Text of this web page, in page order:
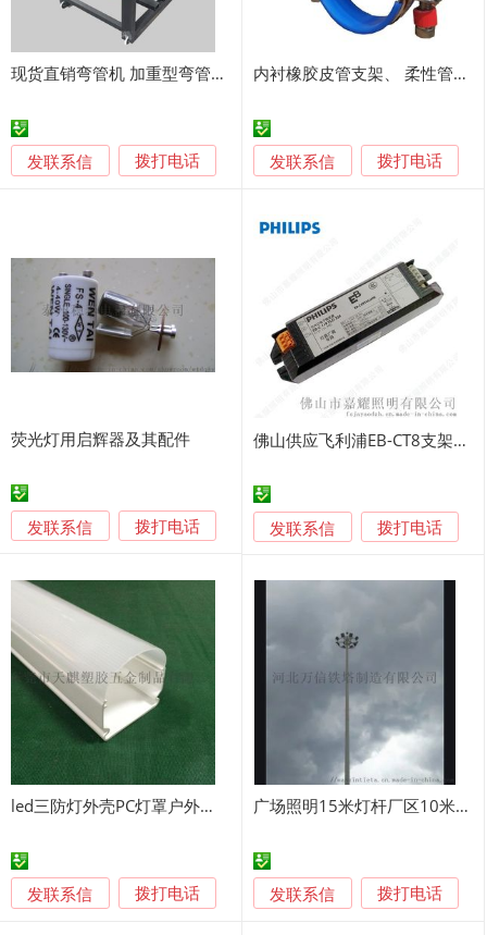
现货直销弯管机 加重型弯管机 大棚支架弯管机厂家
发联系信 拨打电话
内衬橡胶皮管支架、 柔性管卡、 夹圆管、304 防静电支架
发联系信 拨打电话
荧光灯用启辉器及其配件
发联系信 拨打电话
佛山供应飞利浦EB-CT8支架电子镇流器
发联系信 拨打电话
led三防灯外壳PC灯罩户外防水塑料型材挤出加工
发联系信 拨打电话
广场照明15米灯杆厂区10米照明灯塔具有避雷针效果
发联系信 拨打电话